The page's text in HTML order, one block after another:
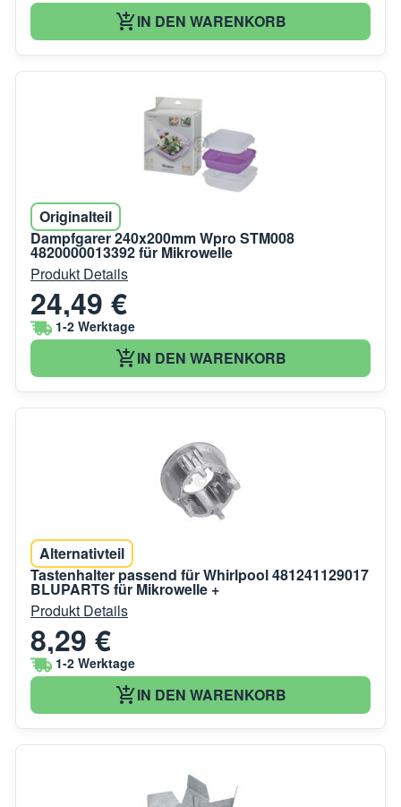
IN DEN WARENKORB
Originalteil
Dampfgarer 240x200mm Wpro STM008
4820000013392 für Mikrowelle
Produkt Details
24,49 €
1-2 Werktage
IN DEN WARENKORB
Alternativteil
Tastenhalter passend für Whirlpool 481241129017
BLUPARTS für Mikrowelle +
Produkt Details
8,29 €
1-2 Werktage
IN DEN WARENKORB